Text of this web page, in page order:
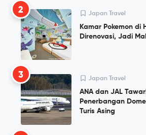
2 Japan Travel
Kamar Pokemon di
Direnovasi, Jadi
3 Japan Travel
ANA dan JAL
Penerbangan
Turis Asing